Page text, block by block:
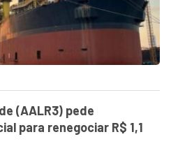
(AALR3) pede
para renegociar R$ 1,1